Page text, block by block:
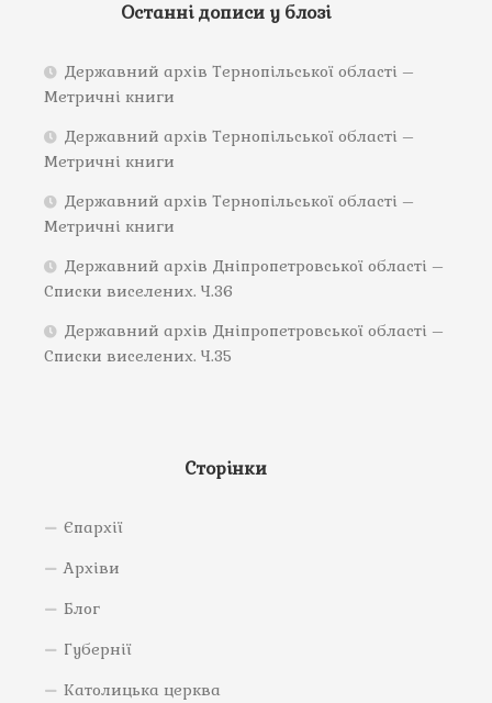
Останні дописи у блозі
Державний архів Тернопільської області –
Метричні книги
Державний архів Тернопільської області –
Метричні книги
Державний архів Тернопільської області –
Метричні книги
Державний архів Дніпропетровської області –
Списки виселених. Ч.36
Державний архів Дніпропетровської області –
Списки виселених. Ч.35
Сторінки
Єпархії
Архіви
Блог
Губернії
Католицька церква